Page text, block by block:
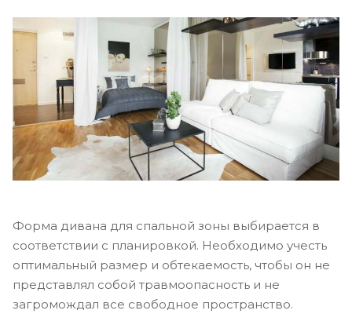
Форма дивана для спальной зоны выбирается в
соответствии с планировкой. Необходимо учесть
оптимальный размер и обтекаемость, чтобы он не
представлял собой травмоопасность и не
загромождал все свободное пространство.